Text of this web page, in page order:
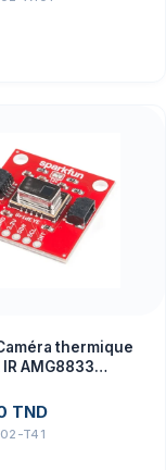
thermique
IR AMG8833
TND
T41